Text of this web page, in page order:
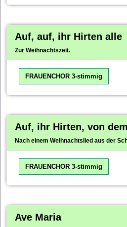
Auf, auf, ihr Hirten alle
Zur Weihnachtszeit.
FRAUENCHOR 3-stimmig
Auf, ihr Hirten, von
Nach einem Weihnachtslied aus der
FRAUENCHOR 3-stimmig
Ave Maria